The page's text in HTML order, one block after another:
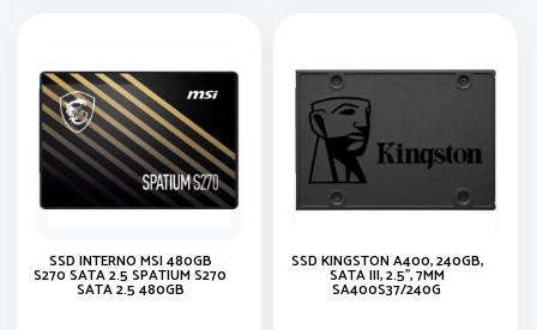
SSD INTERNO MSI 480GB
S270 SATA 2.5 SPATIUM S270
SATA 2.5 480GB
SSD KINGSTON A400, 240GB,
SATA III, 2.5'', 7MM
SA400S37/240G